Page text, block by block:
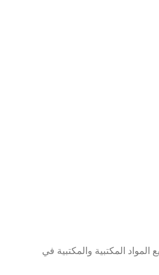
المواد المكتبية والمكتبية في